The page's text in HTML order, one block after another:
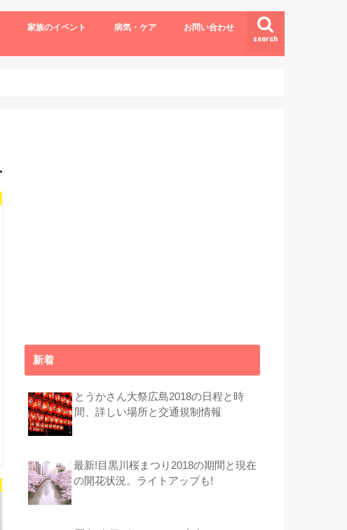
search
家族のイベント 病気・ケア お問い合わせ
新着
とうかさん大祭広島2018の日程と時
間、詳しい場所と交通規制情報
最新!目黒川桜まつり2018の期間と現在
の開花状況。ライトアップも!